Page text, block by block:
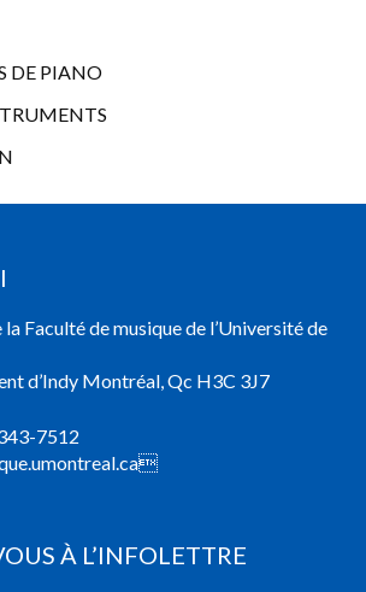
DE PIANO
Faculté de musique de l’Université de
d’Indy Montréal, Qc H3C 3J7
7512

À L’INFOLETTRE